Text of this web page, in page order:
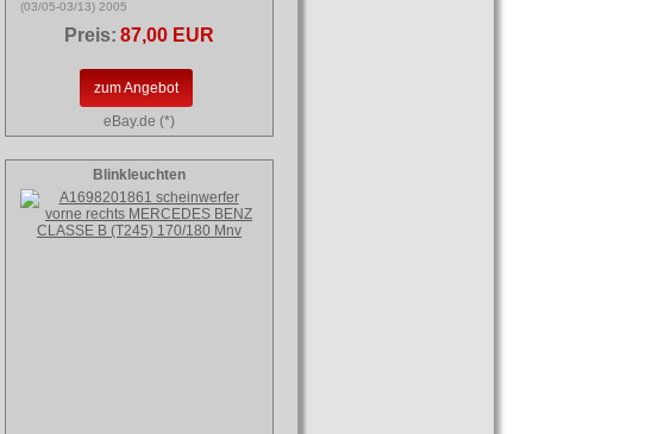
(03/05-03/13) 2005
Preis: 87,00 EUR
zum Angebot
eBay.de (*)
Blinkleuchten